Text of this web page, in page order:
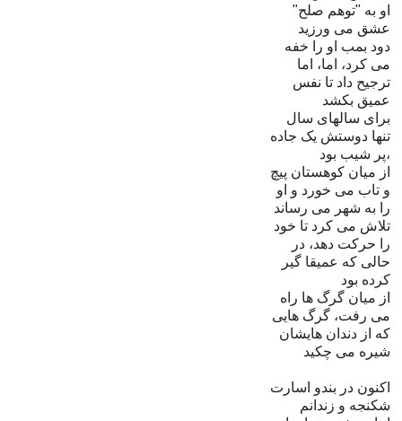
او به "توهم صلح"
عشق مى ورزيد
دود بمب او را خفه
مى کرد، اما، اما
ترجيح داد تا نفس
عميق بکشد
براى سالهاى سال
تنها دوستش يک جاده
پر شيب بود،
از ميان کوهستان پيچ
و تاب مى خورد و او
را به شهر مى رساند
تلاش مى کرد تا خود
را حرکت دهد، در
حالى که عميقا گير
کرده بود
از ميان گرگ ها راه
مى رفت، گرگ هايى
که از دندان هايشان
شيره مى چکيد
اکنون در بندو اسارت
شکنجه و زندانم